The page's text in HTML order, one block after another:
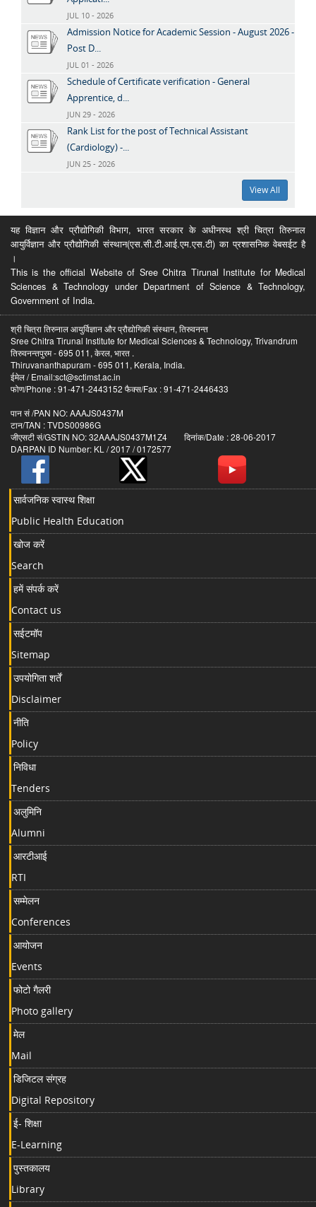
JUL 10 - 2026
Admission Notice for Academic Session - August 2026 -
Post D...
JUL 01 - 2026
Schedule of Certificate verification - General
Apprentice, d...
JUN 29 - 2026
Rank List for the post of Technical Assistant
(Cardiology) -...
JUN 25 - 2026
View All
यह विज्ञान और प्रौद्योगिकी विभाग, भारत सरकार के अधीनस्थ श्री चित्रा तिरुनाल
आयुर्विज्ञान और प्रौद्योगिकी संस्थान(एस.सी.टी.आई.एम.एस.टी) का प्रशासनिक वेबसईट है
।
This is the official Website of Sree Chitra Tirunal Institute for Medical
Sciences & Technology under Department of Science & Technology,
Government of India.
श्री चित्रा तिरुनाल आयुर्विज्ञान और प्रौद्योगिकी संस्थान, तिरुवनन्त
Sree Chitra Tirunal Institute for Medical Sciences & Technology, Trivandrum
तिरुवनन्तपुरम - 695 011, केरल, भारत .
Thiruvananthapuram - 695 011, Kerala, India.
ईमेल / Email:sct@sctimst.ac.in
फोण/Phone : 91-471-2443152 फैक्स/Fax : 91-471-2446433
पान सं /PAN NO: AAAJS0437M
टान/TAN : TVDS00986G
जीएसटी सं/GSTIN NO: 32AAAJS0437M1Z4 दिनांक/Date : 28-06-2017
DARPAN ID Number: KL / 2017 / 0172577
सार्वजनिक स्वास्थ शिक्षा
Public Health Education
खोज करें
Search
हमें संपर्क करें
Contact us
सईटमॉप
Sitemap
उपयोगिता शर्तें
Disclaimer
नीति
Policy
निविधा
Tenders
अलुमिनि
Alumni
आरटीआई
RTI
सम्मेलन
Conferences
आयोजन
Events
फोटो गैलरी
Photo gallery
मेल
Mail
डिजिटल संग्रह
Digital Repository
ई- शिक्षा
E-Learning
पुस्तकालय
Library